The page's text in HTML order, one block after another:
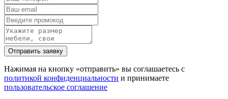
Нажимая на кнопку «отправить» вы соглашаетесь с
политикой конфиденциальности и принимаете
пользовательское соглашение